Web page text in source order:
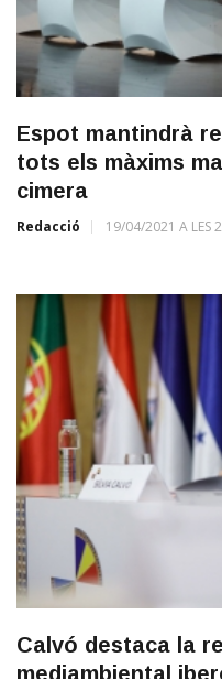
Espot mantindrà
tots els màxims
cimera
Redacció 19/04/2021 A LES
Calvó destaca la
mediambiental